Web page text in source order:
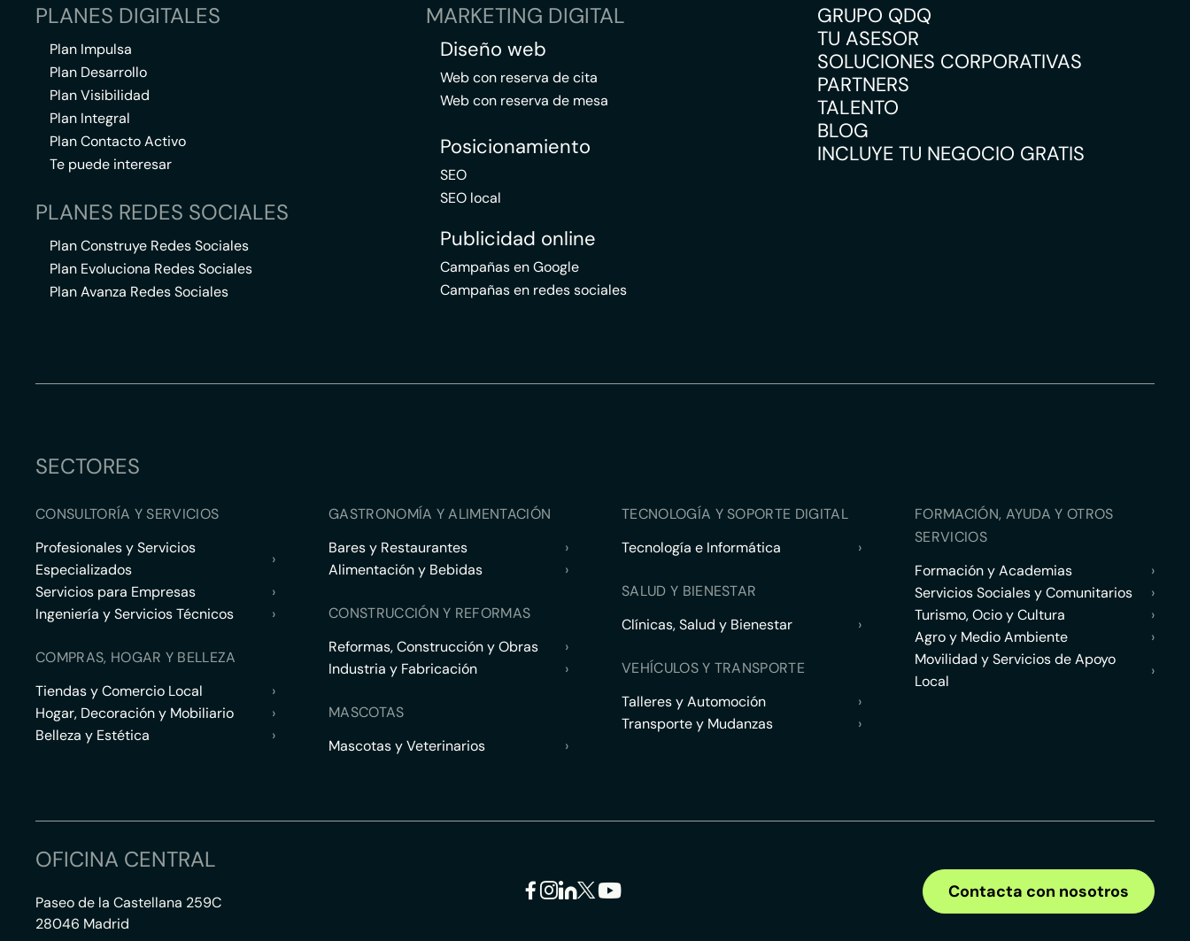
PLANES DIGITALES
Plan Impulsa
Plan Desarrollo
Plan Visibilidad
Plan Integral
Plan Contacto Activo
Te puede interesar
PLANES REDES SOCIALES
Plan Construye Redes Sociales
Plan Evoluciona Redes Sociales
Plan Avanza Redes Sociales
MARKETING DIGITAL
Diseño web
Web con reserva de cita
Web con reserva de mesa
Posicionamiento
SEO
SEO local
Publicidad online
Campañas en Google
Campañas en redes sociales
GRUPO QDQ
TU ASESOR
SOLUCIONES CORPORATIVAS
PARTNERS
TALENTO
BLOG
INCLUYE TU NEGOCIO GRATIS
SECTORES
CONSULTORÍA Y SERVICIOS
Profesionales y Servicios
Especializados
›
Servicios para Empresas
›
Ingeniería y Servicios Técnicos
›
COMPRAS, HOGAR Y BELLEZA
Tiendas y Comercio Local
›
Hogar, Decoración y Mobiliario
›
Belleza y Estética
›
GASTRONOMÍA Y ALIMENTACIÓN
Bares y Restaurantes
›
Alimentación y Bebidas
›
CONSTRUCCIÓN Y REFORMAS
Reformas, Construcción y Obras
›
Industria y Fabricación
›
MASCOTAS
Mascotas y Veterinarios
›
TECNOLOGÍA Y SOPORTE DIGITAL
Tecnología e Informática
›
SALUD Y BIENESTAR
Clínicas, Salud y Bienestar
›
VEHÍCULOS Y TRANSPORTE
Talleres y Automoción
›
Transporte y Mudanzas
›
FORMACIÓN, AYUDA Y OTROS
SERVICIOS
Formación y Academias
›
Servicios Sociales y Comunitarios
›
Turismo, Ocio y Cultura
›
Agro y Medio Ambiente
›
Movilidad y Servicios de Apoyo
Local
›
OFICINA CENTRAL
Paseo de la Castellana 259C
28046 Madrid
Contacta con nosotros